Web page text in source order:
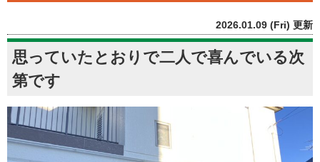
2026.01.09 (Fri) 更新
思っていたとおりで二人で喜んでいる次
第です